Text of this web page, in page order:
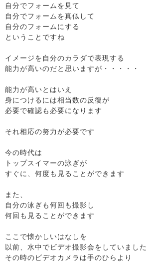
自分でフォームを見て
自分でフォームを真似して
自分のフォームにする
ということですね
イメージを自分のカラダで表現する
能力が高いのだと思いますが・・・・・
能力が高いとはいえ
身につけるには相当数の反復が
必要で確認も必要になります
それ相応の努力が必要です
今の時代は
トップスイマーの泳ぎが
すぐに、何度も見ることができます
また、
自分の泳ぎも何回も撮影し
何回も見ることができます
ここで懐かしいはなしを
以前、水中でビデオ撮影会をしていました
その時のビデオカメラは手のひらより